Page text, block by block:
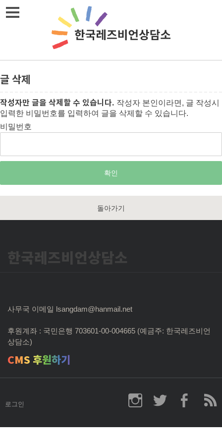
글 삭제
작성자만 글을 삭제할 수 있습니다. 작성자 본인이라면, 글 작성시
입력한 비밀번호를 입력하여 글을 삭제할 수 있습니다.
비밀번호
돌아가기
한국레즈비언상담소
사무국 이메일 lsangdam@hanmail.net
후원계좌 : 국민은행 703601-00-004665 (예금주: 한국레즈비언
상담소)
CMS 후원하기
로그인